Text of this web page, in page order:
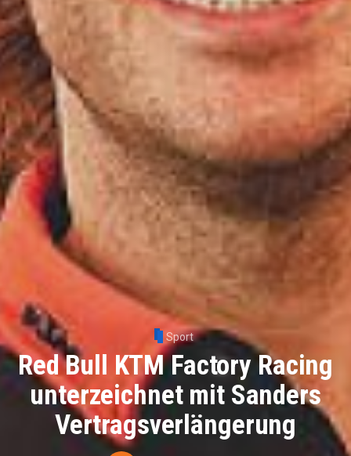
Sport
Red Bull KTM Factory Racing
unterzeichnet mit Sanders
Vertragsverlängerung